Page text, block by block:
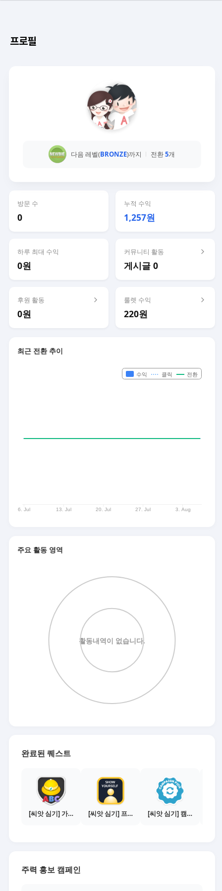
프로필
다음 레벨(BRONZE)까지 전환5개
방문 수
0
누적 수익
1,257원
하루 최대 수익
0원
커뮤니티 활동
게시글 0
후원 활동
0원
룰렛 수익
220원
최근 전환 추이
주요 활동 영역
완료된 퀘스트
[씨앗 심기] 가이드보기 - 매체별 활동 가이드 [씨앗 심기] 프로필 사진 등록하기 [씨앗 심기] 캠페인 선택하기 - PICK 1개
주력 홍보 캠페인